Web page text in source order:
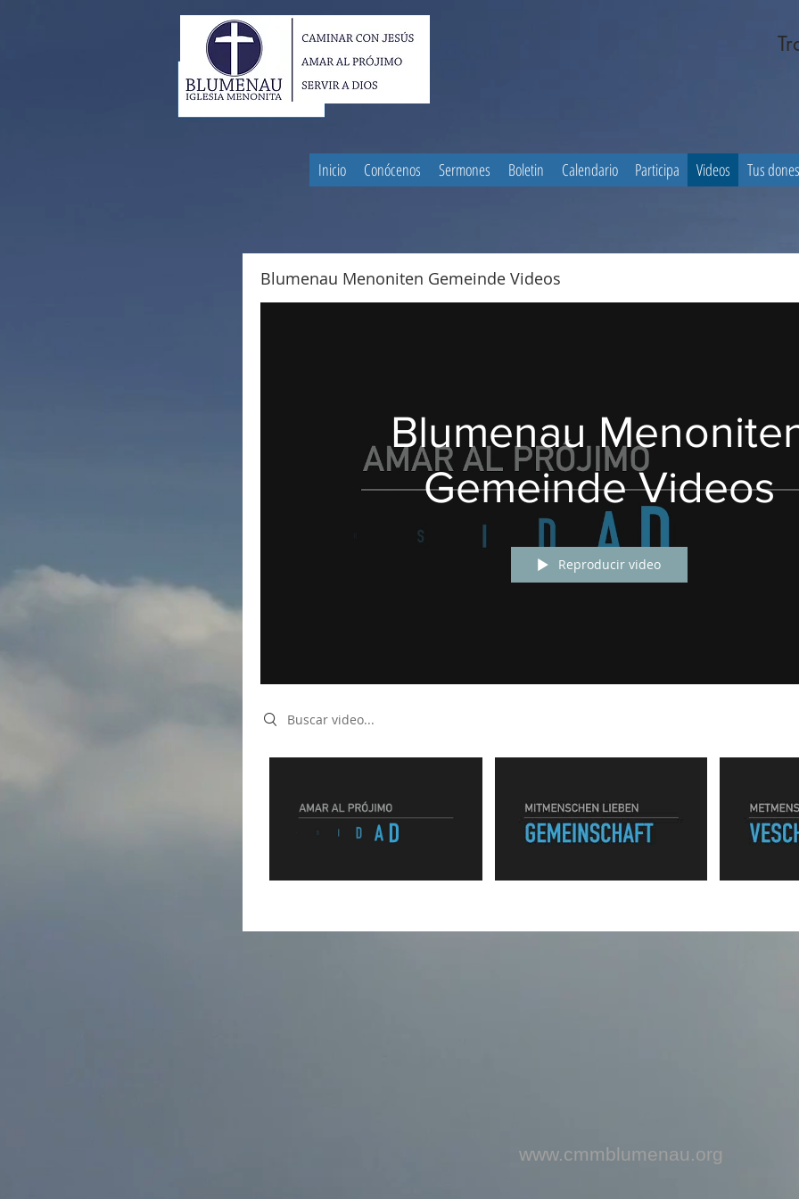
Inicio Conócenos Sermones Boletin Calendario Participa Videos Tus dones
Blumenau Menoniten Gemeinde Videos
Blumenau
Gemeinde Videos
Reproducir video
Search videos
www.cmmblumenau.org